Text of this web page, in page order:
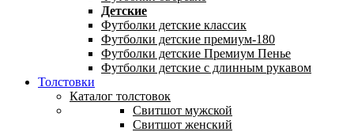
Детские
Футболки детские классик
Футболки детские премиум-180
Футболки детские Премиум Пенье
Футболки детские с длинным рукавом
Толстовки
Каталог толстовок
Свитшот мужской
Свитшот женский